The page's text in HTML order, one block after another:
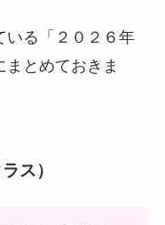
いる「２０２６年
とめておきま
ス）